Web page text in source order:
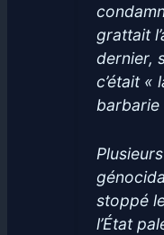
grattait
dernier,
c’était
barbarie
stoppé
l’État